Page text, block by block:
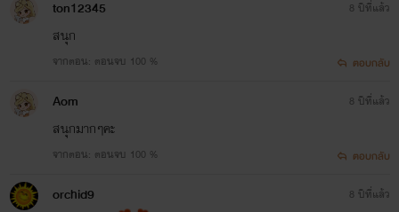
ton12345
สนุก
จากตอน: ​ตอนจบ 100 %
8 ปีที่แล้ว
ตอบกลับ
Aom
สนุกมากๆคะ
จากตอน: ​ตอนจบ 100 %
8 ปีที่แล้ว
ตอบกลับ
orchid9 8 ปีที่แล้ว